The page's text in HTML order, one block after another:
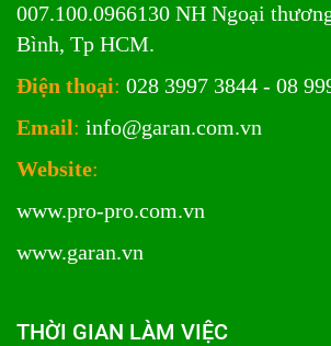
007.100.0966130 NH Ngoại
Bình, Tp HCM.
Điện thoại: 028 3997 3844 - 08
Email: info@garan.com.vn
Website:
www.pro-pro.com.vn
www.garan.vn
THỜI GIAN LÀM VIỆC